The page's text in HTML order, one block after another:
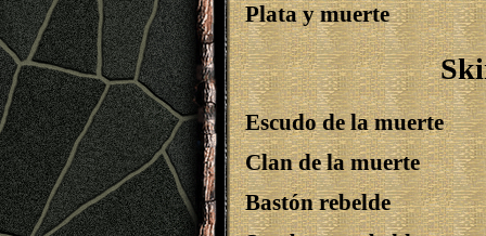
Plata y muerte
Escudo de la muerte
Clan de la muerte
Bastón rebelde